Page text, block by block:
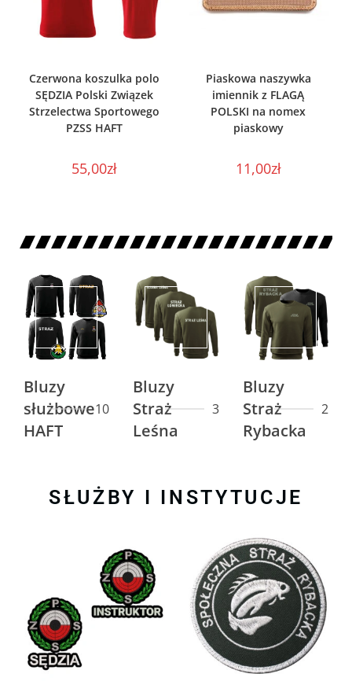
Czerwona koszulka polo
SĘDZIA Polski Związek
Strzelectwa Sportowego
PZSS HAFT
55,00zł
Piaskowa naszywka
imiennik z FLAGĄ
POLSKI na nomex
piaskowy
11,00zł
Bluzy
służbowe
HAFT
10
Bluzy
Straż
Leśna
3
Bluzy
Straż
Rybacka
2
SŁUŻBY I INSTYTUCJE